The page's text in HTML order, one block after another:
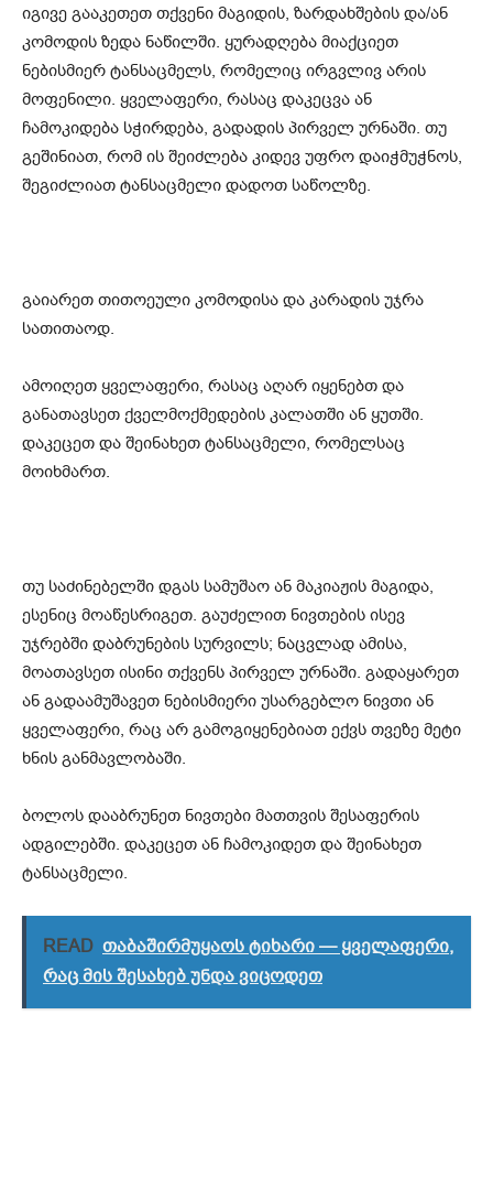
იგივე გააკეთეთ თქვენი მაგიდის, ზარდახშების და/ან
კომოდის ზედა ნაწილში. ყურადღება მიაქციეთ
ნებისმიერ ტანსაცმელს, რომელიც ირგვლივ არის
მოფენილი. ყველაფერი, რასაც დაკეცვა ან
ჩამოკიდება სჭირდება, გადადის პირველ ურნაში. თუ
გეშინიათ, რომ ის შეიძლება კიდევ უფრო დაიჭმუჭნოს,
შეგიძლიათ ტანსაცმელი დადოთ საწოლზე.
გაიარეთ თითოეული კომოდისა და კარადის უჯრა
სათითაოდ.
ამოიღეთ ყველაფერი, რასაც აღარ იყენებთ და
განათავსეთ ქველმოქმედების კალათში ან ყუთში.
დაკეცეთ და შეინახეთ ტანსაცმელი, რომელსაც
მოიხმართ.
თუ საძინებელში დგას სამუშაო ან მაკიაჟის მაგიდა,
ესენიც მოაწესრიგეთ. გაუძელით ნივთების ისევ
უჯრებში დაბრუნების სურვილს; ნაცვლად ამისა,
მოათავსეთ ისინი თქვენს პირველ ურნაში. გადაყარეთ
ან გადაამუშავეთ ნებისმიერი უსარგებლო ნივთი ან
ყველაფერი, რაც არ გამოგიყენებიათ ექვს თვეზე მეტი
ხნის განმავლობაში.
ბოლოს დააბრუნეთ ნივთები მათთვის შესაფერის
ადგილებში. დაკეცეთ ან ჩამოკიდეთ და შეინახეთ
ტანსაცმელი.
READ თაბაშირმუყაოს ტიხარი — ყველაფერი,
რაც მის შესახებ უნდა ვიცოდეთ